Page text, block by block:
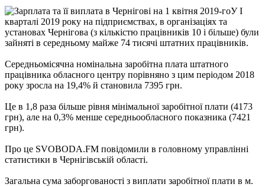
У I
кварталі 2019 року на підприємствах, в організаціях та
установах Чернігова (з кількістю працівників 10 і більше) були
зайняті в середньому майже 74 тисячі штатних працівників.
Середньомісячна номінальна заробітна плата штатного
працівника обласного центру порівняно з цим періодом 2018
року зросла на 19,4% й становила 7395 грн.
Це в 1,8 раза більше рівня мінімальної заробітної плати (4173
грн), але на 0,3% менше середньообласного показника (7421
грн).
Про це SVOBODA.FM повідомили в головному управлінні
статистики в Чернігівській області.
Загальна сума заборгованості з виплати заробітної плати в м.